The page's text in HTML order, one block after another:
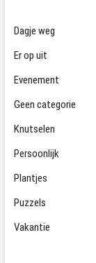
Dagje weg
Er op uit
Evenement
Geen categorie
Knutselen
Persoonlijk
Plantjes
Puzzels
Vakantie